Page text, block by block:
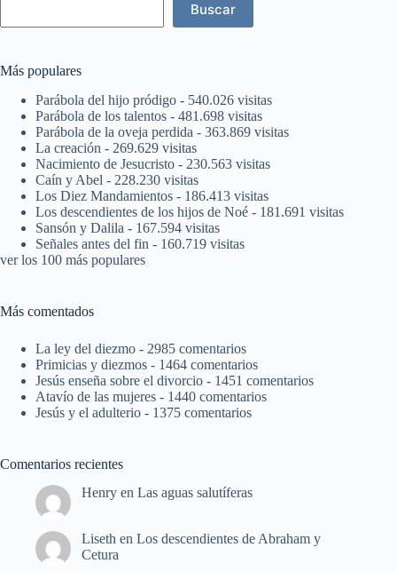
Buscar
Más populares
Parábola del hijo pródigo - 540.026 visitas
Parábola de los talentos - 481.698 visitas
Parábola de la oveja perdida - 363.869 visitas
La creación - 269.629 visitas
Nacimiento de Jesucristo - 230.563 visitas
Caín y Abel - 228.230 visitas
Los Diez Mandamientos - 186.413 visitas
Los descendientes de los hijos de Noé - 181.691 visitas
Sansón y Dalila - 167.594 visitas
Señales antes del fin - 160.719 visitas
ver los 100 más populares
Más comentados
La ley del diezmo - 2985 comentarios
Primicias y diezmos - 1464 comentarios
Jesús enseña sobre el divorcio - 1451 comentarios
Atavío de las mujeres - 1440 comentarios
Jesús y el adulterio - 1375 comentarios
Comentarios recientes
Henry en Las aguas salutíferas
Liseth en Los descendientes de Abraham y
Cetura